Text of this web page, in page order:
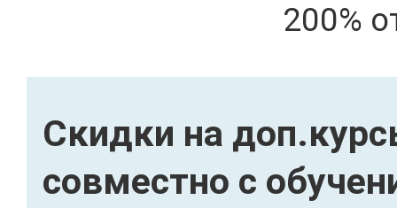
200%
Скидки на
совместно с